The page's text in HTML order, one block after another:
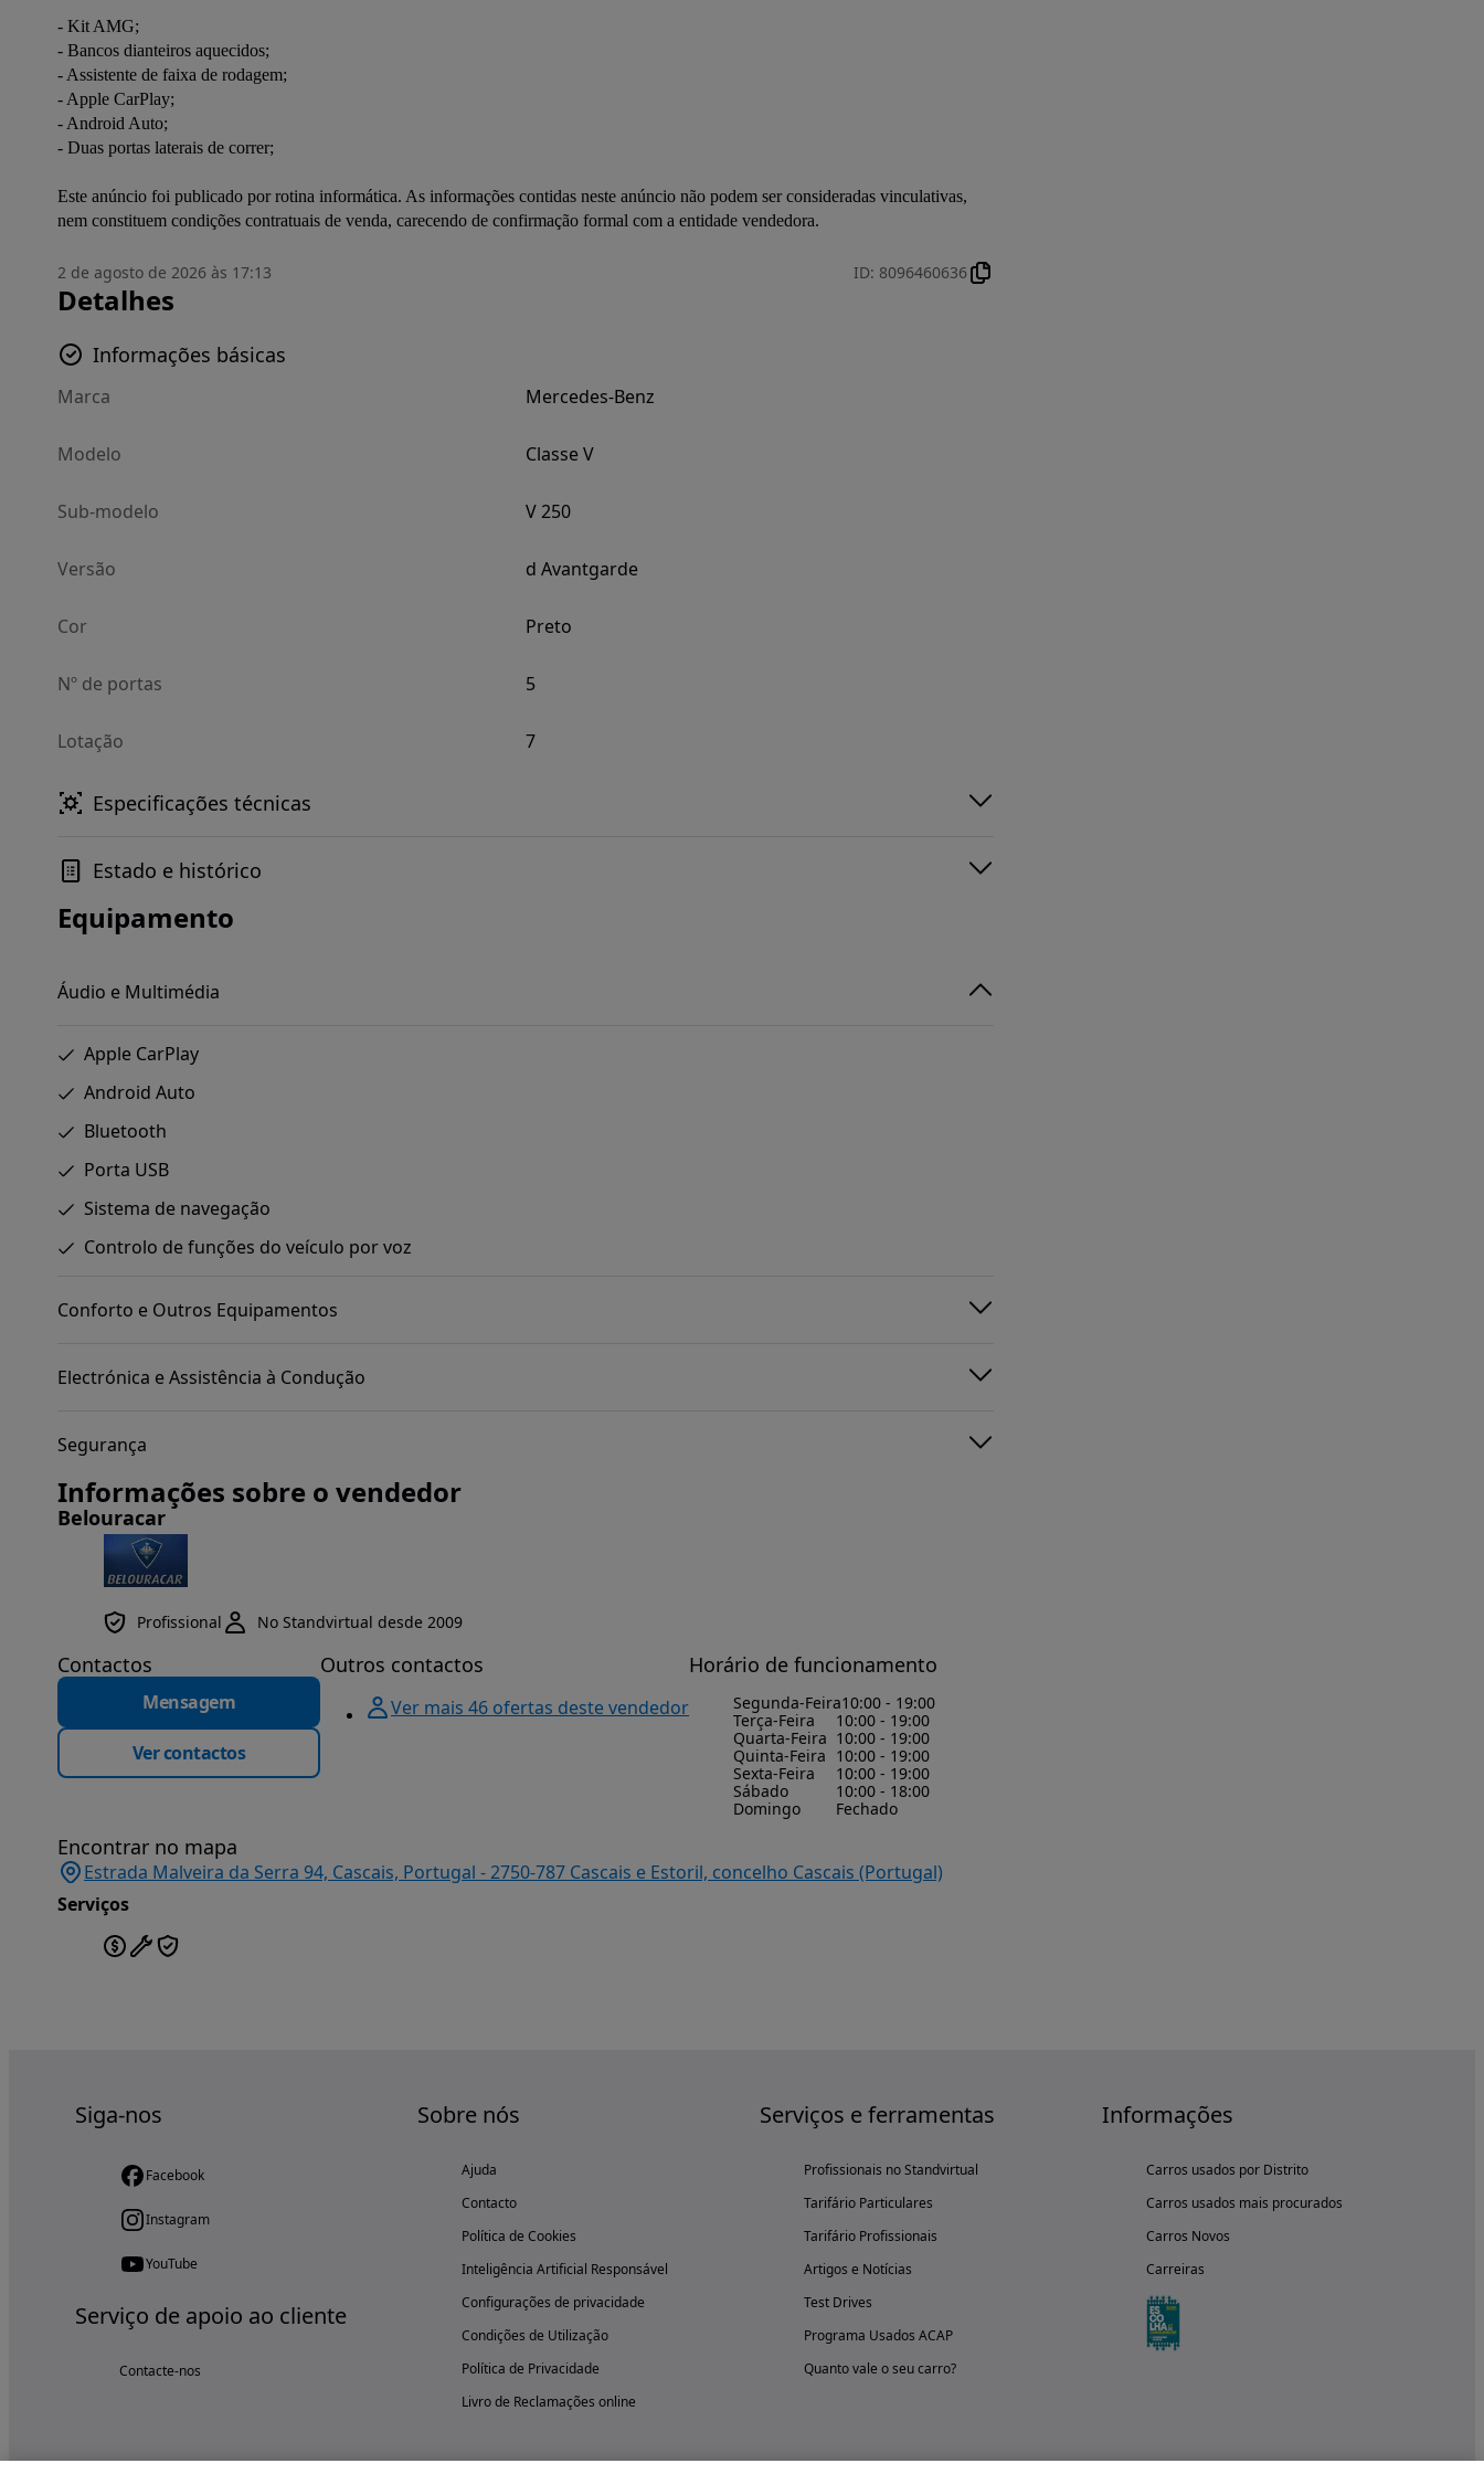
- Kit AMG;
- Bancos dianteiros aquecidos;
- Assistente de faixa de rodagem;
- Apple CarPlay;
- Android Auto;
- Duas portas laterais de correr;
Este anúncio foi publicado por rotina informática. As informações contidas neste anúncio não podem ser consideradas vinculativas,
nem constituem condições contratuais de venda, carecendo de confirmação formal com a entidade vendedora.
2 de agosto de 2026 às 17:13 ID: 8096460636
Detalhes
Informações básicas
Marca Mercedes-Benz
Modelo Classe V
Sub-modelo V 250
Versão d Avantgarde
Cor Preto
Nº de portas 5
Lotação 7
Especificações técnicas
Estado e histórico
Equipamento
Áudio e Multimédia
Apple CarPlay
Android Auto
Bluetooth
Porta USB
Sistema de navegação
Controlo de funções do veículo por voz
Conforto e Outros Equipamentos
Electrónica e Assistência à Condução
Segurança
Informações sobre o vendedor
Belouracar
Profissional No Standvirtual desde 2009
Contactos
Mensagem
Ver contactos
Outros contactos
Ver mais 46 ofertas deste vendedor
Horário de funcionamento
Segunda-Feira10:00 - 19:00
Terça-Feira
10:00 - 19:00
Quarta-Feira 10:00 - 19:00
Quinta-Feira 10:00 - 19:00
Sexta-Feira
10:00 - 19:00
Sábado
10:00 - 18:00
Domingo
Fechado
Encontrar no mapa
Estrada Malveira da Serra 94, Cascais, Portugal - 2750-787 Cascais e Estoril, concelho Cascais (Portugal)
Serviços
Siga-nos
Facebook
Instagram
YouTube
Serviço de apoio ao cliente
Contacte-nos
Sobre nós
Ajuda
Contacto
Política de Cookies
Inteligência Artificial Responsável
Configurações de privacidade
Condições de Utilização
Política de Privacidade
Livro de Reclamações online
Serviços e ferramentas
Profissionais no Standvirtual
Tarifário Particulares
Tarifário Profissionais
Artigos e Notícias
Test Drives
Programa Usados ACAP
Quanto vale o seu carro?
Informações
Carros usados por Distrito
Carros usados mais procurados
Carros Novos
Carreiras